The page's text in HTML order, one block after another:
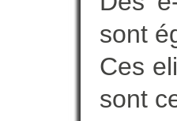
sont
Ces
sont